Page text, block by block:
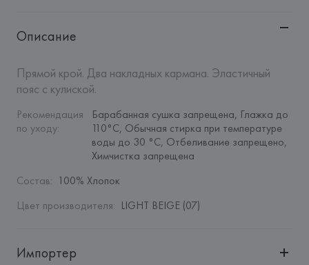
Описание
Прямой крой. Два накладных кармана. Эластичный
пояс с кулиской.
Рекомендация
по уходу:
Барабанная сушка запрещена, Глажка до
110°C, Обычная стирка при температуре
воды до 30 °C, Отбеливание запрещено,
Химчистка запрещена
Состав: 100% Хлопок
Цвет производителя: LIGHT BEIGE (07)
Импортер